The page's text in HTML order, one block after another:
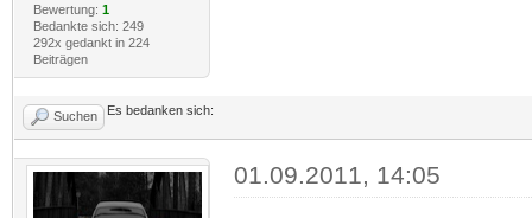
Bewertung: 1
Bedankte sich: 249
292x gedankt in 224
Beiträgen
Suchen Es bedanken sich:
01.09.2011, 14:05